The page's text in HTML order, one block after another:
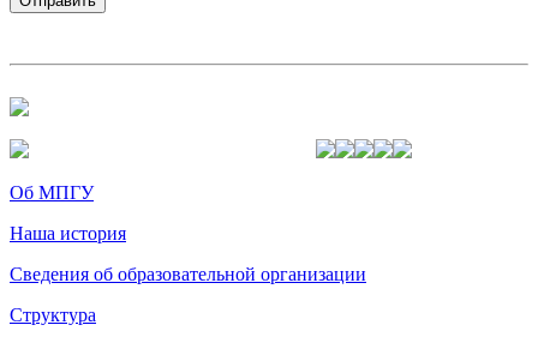
Об МПГУ
Наша история
Сведения об образовательной организации
Структура